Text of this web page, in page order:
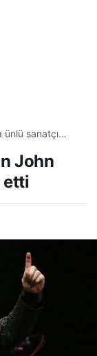
ünlü sanatçı
veda etti
John
etti